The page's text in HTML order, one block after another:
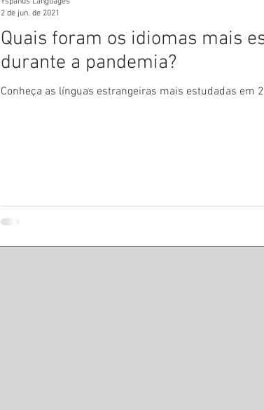
Quais foram os idiomas mais
durante a pandemia?
Conheça as línguas estrangeiras mais estudadas em
2 de jun. de 2021